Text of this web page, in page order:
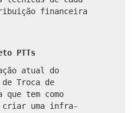
financeira
PTTs
atual do
Troca de
tem como
criar uma infra-